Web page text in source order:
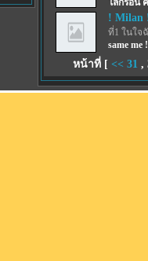
โลกร้อน
! Milan
ที่1 ในใจ
same me
หน้าที่ [ << 31 ,